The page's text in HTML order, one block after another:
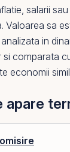
salarii
. Valoarea sa
in
comparata
economii
apare